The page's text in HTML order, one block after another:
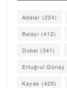
Adalar (224)
Balayı (412)
Dubai (341)
Ertuğrul Günay
Kayak (425)